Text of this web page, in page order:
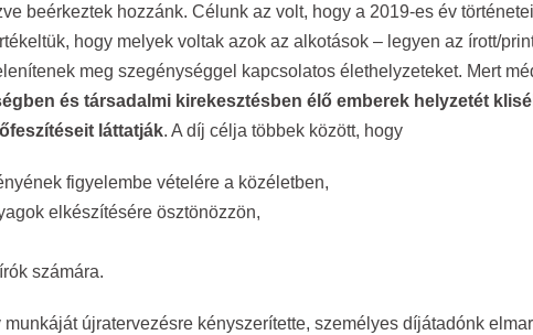
beérkeztek hozzánk. Célunk az volt, hogy a 2019-es év
hogy melyek voltak azok az alkotások – legyen az írott/
meg szegénységgel kapcsolatos élethelyzeteket. Mert
és társadalmi kirekesztésben élő emberek helyzetét
láttatják. A díj célja többek között, hogy
figyelembe vételére a közéletben,
elkészítésére ösztönözzön,
számára.
újratervezésre kényszerítette, személyes díjátadónk